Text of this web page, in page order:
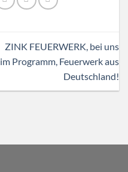
ZINK FEUERWERK, bei uns
im Programm, Feuerwerk aus
Deutschland!